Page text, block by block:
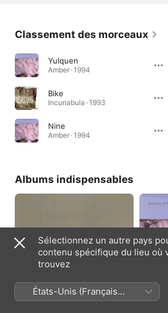
Classement des morceaux
Yulquen
Amber · 1994
Bike
Incunabula · 1993
Nine
Amber · 1994
Albums indispensables
Sélectionnez un autre pays
contenu spécifique du lieu où
trouvez
États-Unis (Français
France)